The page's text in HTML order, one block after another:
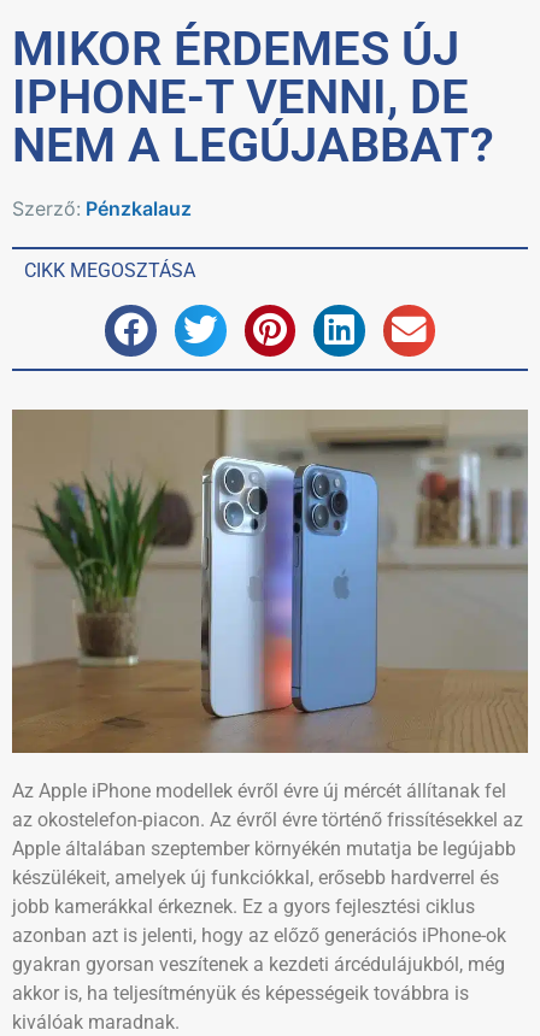
MIKOR ÉRDEMES ÚJ
IPHONE-T VENNI, DE
NEM A LEGÚJABBAT?
Szerző: Pénzkalauz
CIKK MEGOSZTÁSA
Az Apple iPhone modellek évről évre új mércét állítanak fel
az okostelefon-piacon. Az évről évre történő frissítésekkel az
Apple általában szeptember környékén mutatja be legújabb
készülékeit, amelyek új funkciókkal, erősebb hardverrel és
jobb kamerákkal érkeznek. Ez a gyors fejlesztési ciklus
azonban azt is jelenti, hogy az előző generációs iPhone-ok
gyakran gyorsan veszítenek a kezdeti árcédulájukból, még
akkor is, ha teljesítményük és képességeik továbbra is
kiválóak maradnak.